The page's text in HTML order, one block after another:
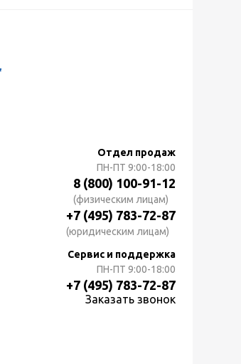
Отдел продаж
ПН-ПТ 9:00-18:00
8 (800) 100-91-12
(физическим лицам)
+7 (495) 783-72-87
(юридическим лицам)
Сервис и поддержка
ПН-ПТ 9:00-18:00
+7 (495) 783-72-87
Заказать звонок